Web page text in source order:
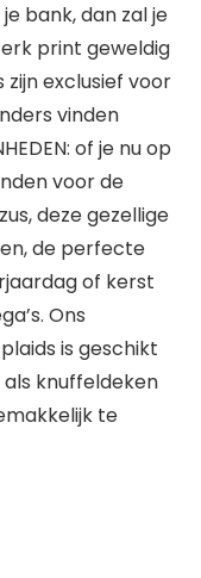
bank, dan zal je
print geweldig
zijn exclusief voor
vinden
of je nu op
voor de
deze gezellige
de perfecte
of kerst
Ons
is geschikt
knuffeldeken
te